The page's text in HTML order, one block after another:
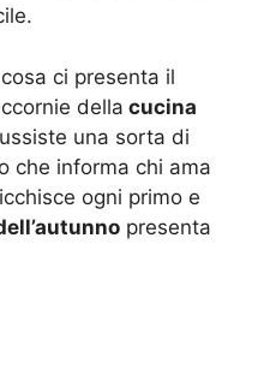
ci presenta il
della cucina
una sorta di
che informa chi ama
ogni primo e
presenta